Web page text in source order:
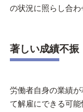
の状況に照らし合わ
著しい成績不振
労働者自身の業績
て解雇にできる可